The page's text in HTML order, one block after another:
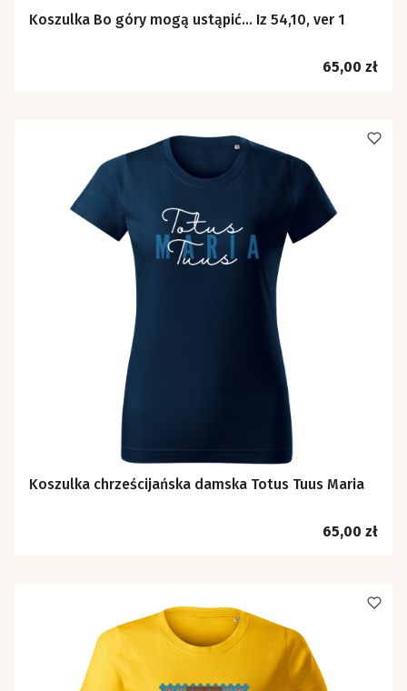
Koszulka Bo góry mogą ustąpić… Iz 54,10, ver 1
Cena
65,00 zł
Koszulka chrześcijańska damska Totus Tuus Maria
Cena
65,00 zł